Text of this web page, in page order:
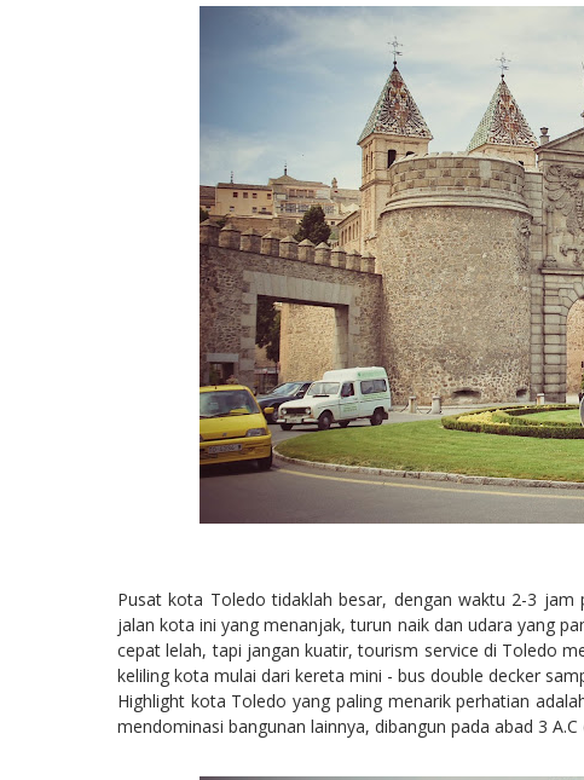
Pusat kota Toledo tidaklah besar, dengan waktu 2-3
jalan kota ini yang menanjak, turun naik dan udara yang
cepat lelah, tapi jangan kuatir, tourism service di Toledo
keliling kota mulai dari kereta mini - bus double decker
Highlight kota Toledo yang paling menarik perhatian
mendominasi bangunan lainnya, dibangun pada abad 3